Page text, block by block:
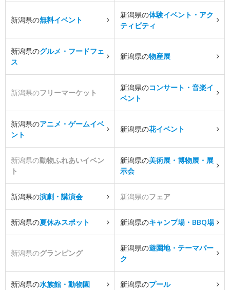
新潟県の無料イベント
新潟県の体験イベント・アク
ティビティ
新潟県のグルメ・フードフェ
ス
新潟県の物産展
新潟県のフリーマーケット
新潟県のコンサート・音楽イ
ベント
新潟県のアニメ・ゲームイベ
ント
新潟県の花イベント
新潟県の動物ふれあいイベン
ト
新潟県の美術展・博物展・展
示会
新潟県の演劇・講演会 新潟県のフェア
新潟県の夏休みスポット 新潟県のキャンプ場・BBQ場
新潟県のグランピング
新潟県の遊園地・テーマパー
ク
新潟県の水族館・動物園 新潟県のプール